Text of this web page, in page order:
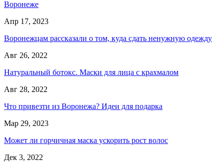
Воронеже
Апр 17, 2023
Воронежцам рассказали о том, куда сдать ненужную одежду
Авг 26, 2022
Натуральный ботокс. Маски для лица с крахмалом
Авг 28, 2022
Что привезти из Воронежа? Идеи для подарка
Мар 29, 2023
Может ли горчичная маска ускорить рост волос
Дек 3, 2022